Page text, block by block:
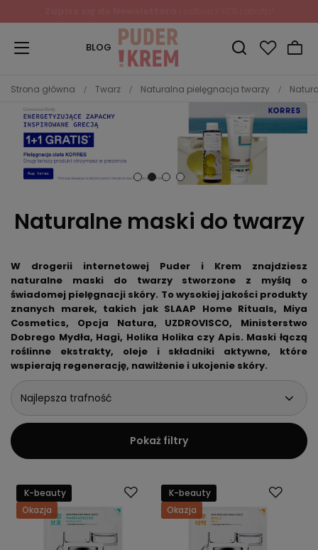
BLOG
Strona główna Twarz Naturalna pielęgnacja twarzy
Naturalne maski do twarzy
W drogerii internetowej Puder i Krem znajdziesz
naturalne maski do twarzy stworzone z myślą o
świadomej pielęgnacji skóry. To wysokiej jakości produkty
znanych marek, takich jak SLAAP Home Rituals, Miya
Cosmetics, Opcja Natura, UZDROVISCO, Ministerstwo
Dobrego Mydła, Hagi, Holika Holika czy Apis. Maski łączą
roślinne ekstrakty, oleje i składniki aktywne, które
wspierają regenerację, nawilżenie i ukojenie skóry.
Najlepsza trafność
Pokaż filtry
K-beauty
Okazja
K-beauty
Okazja